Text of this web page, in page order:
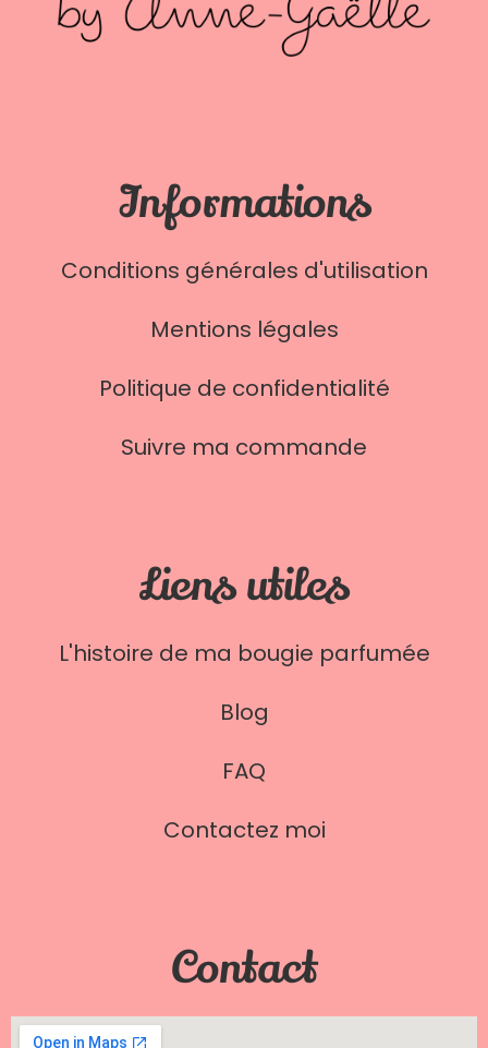
Informations
Conditions générales d'utilisation
Mentions légales
Politique de confidentialité
Suivre ma commande
Liens utiles
L'histoire de ma bougie parfumée
Blog
FAQ
Contactez moi
Contact